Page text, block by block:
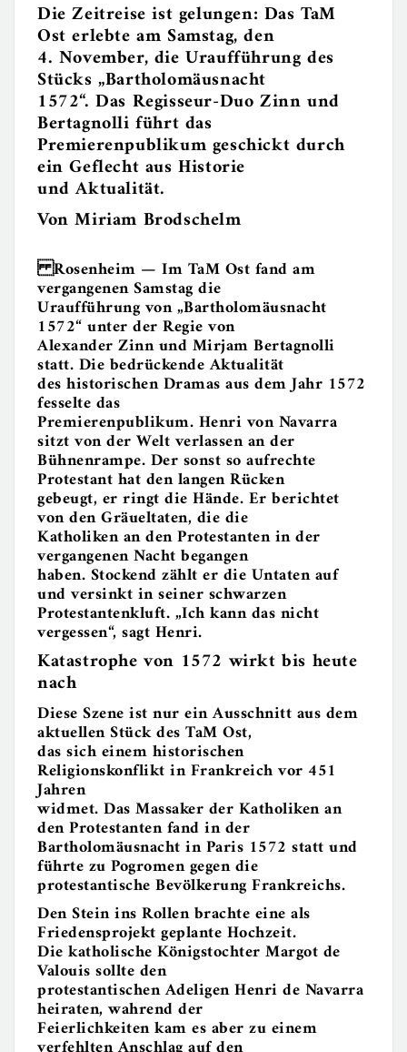
Die Zeitreise ist gelungen: Das TaM
Ost erlebte am Samstag, den
4. November, die Uraufführung des
Stücks „Bartholomäusnacht
1572“. Das Regisseur-Duo Zinn und
Bertagnolli führt das
Premierenpublikum geschickt durch
ein Geflecht aus Historie
und Aktualität.
Von Miriam Brodschelm
Rosenheim — Im TaM Ost fand am
vergangenen Samstag die
Uraufführung von „Bartholomäusnacht
1572“ unter der Regie von
Alexander Zinn und Mirjam Bertagnolli
statt. Die bedrückende Aktualität
des historischen Dramas aus dem Jahr 1572
fesselte das
Premierenpublikum. Henri von Navarra
sitzt von der Welt verlassen an der
Bühnenrampe. Der sonst so aufrechte
Protestant hat den langen Rücken
gebeugt, er ringt die Hände. Er berichtet
von den Gräueltaten, die die
Katholiken an den Protestanten in der
vergangenen Nacht begangen
haben. Stockend zählt er die Untaten auf
und versinkt in seiner schwarzen
Protestantenkluft. „Ich kann das nicht
vergessen“, sagt Henri.
Katastrophe von 1572 wirkt bis heute
nach
Diese Szene ist nur ein Ausschnitt aus dem
aktuellen Stück des TaM Ost,
das sich einem historischen
Religionskonflikt in Frankreich vor 451
Jahren
widmet. Das Massaker der Katholiken an
den Protestanten fand in der
Bartholomäusnacht in Paris 1572 statt und
führte zu Pogromen gegen die
protestantische Bevölkerung Frankreichs.
Den Stein ins Rollen brachte eine als
Friedensprojekt geplante Hochzeit.
Die katholische Königstochter Margot de
Valouis sollte den
protestantischen Adeligen Henri de Navarra
heiraten, wahrend der
Feierlichkeiten kam es aber zu einem